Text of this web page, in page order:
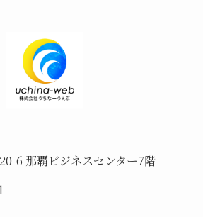
6 那覇ビジネスセンター7階